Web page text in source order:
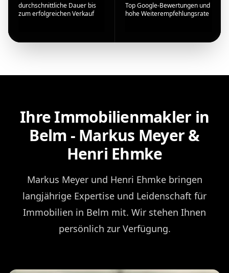
durchschnittliche Dauer bis
zum erfolgreichen Verkauf
Top Google-Bewertungen und
hohe Weiterempfehlungsrate
Ihre Immobilienmakler in
Belm - Markus Meyer &
Henri Ehmke
Markus Meyer und Henri Ehmke bringen
langjährige Expertise und Leidenschaft für
Immobilien in Belm mit. Wir stehen Ihnen
persönlich zur Verfügung.